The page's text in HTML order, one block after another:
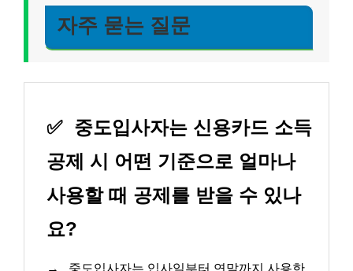
자주 묻는 질문
✅ 중도입사자는 신용카드 소득
공제 시 어떤 기준으로 얼마나
사용할 때 공제를 받을 수 있나
요?